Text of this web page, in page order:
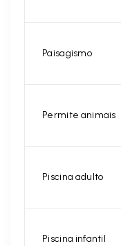
Paisagismo
Permite animais
Piscina adulto
Piscina infantil